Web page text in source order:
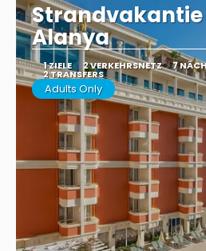
Strandvakantie
Alanya
1 ZIELE 2 VERKEHRSNETZ 7
2 TRANSFERS
Adults Only